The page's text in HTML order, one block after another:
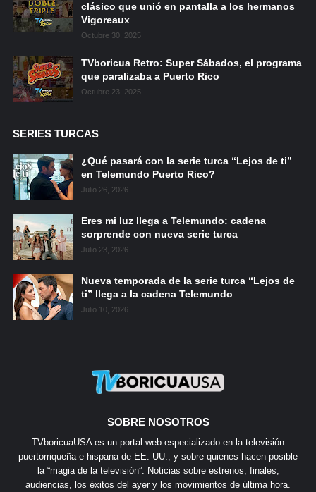
clásico que unió en pantalla a los hermanos
Vigoreaux
Octubre 30, 2025
TVboricua Retro: Super Sábados, el programa
que paralizaba a Puerto Rico
Octubre 23, 2025
SERIES TURCAS
¿Qué pasará con la serie turca “Lejos de ti”
en Telemundo Puerto Rico?
Julio 26, 2026
Eres mi luz llega a Telemundo: cadena
sorprende con nueva serie turca
Julio 23, 2026
Nueva temporada de la serie turca “Lejos de
ti” llega a la cadena Telemundo
Julio 10, 2026
SOBRE NOSOTROS
TVboricuaUSA es un portal web especializado en la televisión
puertorriqueña e hispana de EE. UU., y sobre quienes hacen posible
la “magia de la televisión”. Noticias sobre estrenos, finales,
audiencias, los éxitos del ayer y los movimientos de última hora.